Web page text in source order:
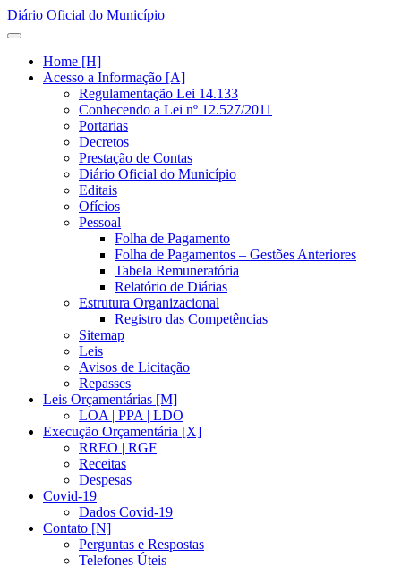
Diário Oficial do Município
Home [H]
Acesso a Informação [A]
Regulamentação Lei 14.133
Conhecendo a Lei nº 12.527/2011
Portarias
Decretos
Prestação de Contas
Diário Oficial do Município
Editais
Ofícios
Pessoal
Folha de Pagamento
Folha de Pagamentos – Gestões Anteriores
Tabela Remuneratória
Relatório de Diárias
Estrutura Organizacional
Registro das Competências
Sitemap
Leis
Avisos de Licitação
Repasses
Leis Orçamentárias [M]
LOA | PPA | LDO
Execução Orçamentária [X]
RREO | RGF
Receitas
Despesas
Covid-19
Dados Covid-19
Contato [N]
Perguntas e Respostas
Telefones Úteis